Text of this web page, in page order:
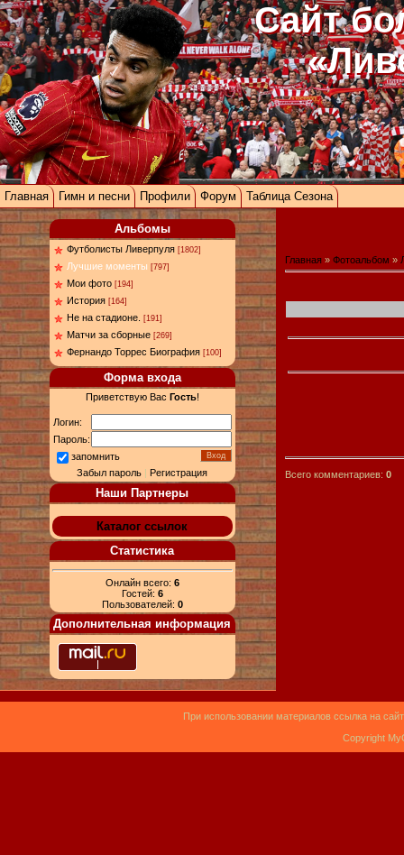
Сайт
Главная Гимн и песни Профили Форум Таблица Сезона
Альбомы
Футболисты Ливерпуля [1802]
Лучшие моменты [797]
Мои фото [194]
История [164]
Не на стадионе. [191]
Матчи за сборные [269]
Фернандо Торрес Биография [100]
Форма входа
Приветствую Вас Гость!
Логин:
Пароль:
запомнить
Забыл пароль |Регистрация
Наши Партнеры
Каталог ссылок
Статистика
Онлайн всего: 6
Гостей: 6
Пользователей: 0
Дополнительная информация
Главная » Фотоальбом »
Всего комментариев: 0
При использовании материалов ссылка на
Copyright